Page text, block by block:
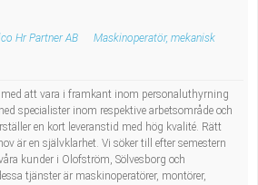
Hr Partner AB
Maskinoperatör, mekanisk
att vara i framkant inom personaluthyrning
specialister inom respektive arbetsområde och
en kort leveranstid med hög kvalité. Rätt
är en självklarhet. Vi söker till efter semestern
kunder i Olofström, Sölvesborg och
tjänster är maskinoperatörer, montörer,